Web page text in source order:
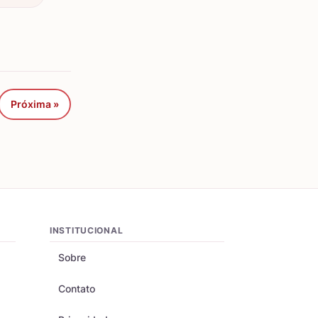
Próxima »
INSTITUCIONAL
Sobre
Contato